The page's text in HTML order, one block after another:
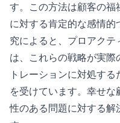
す。この方法は顧客の福
に対する肯定的な感情
究によると、プロアク
は、これらの戦略が実
トレーションに対処す
を受けています。幸せ
性のある問題に対する